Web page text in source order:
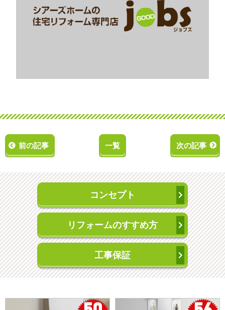
前の記事 一覧 次の記事
コンセプト
リフォームのすすめ方
工事保証